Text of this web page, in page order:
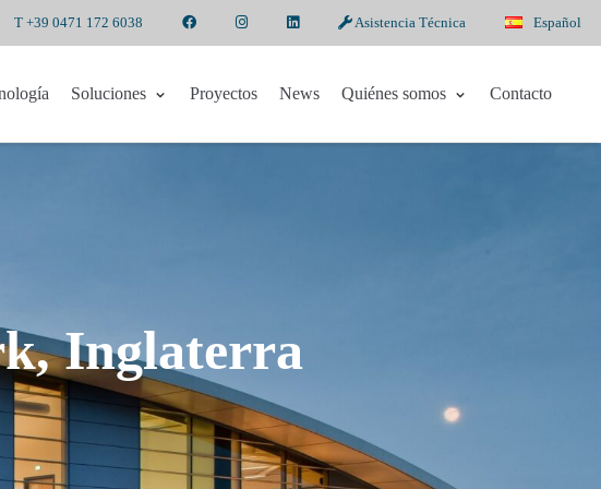
T +39 0471 172 6038 Asistencia Técnica Español
Soluciones Proyectos News Quiénes somos Contacto
Inglaterra